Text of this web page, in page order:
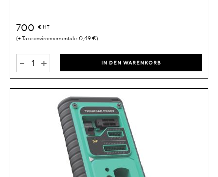
700 € HT
0,49 €
- + IN DEN WARENKORB